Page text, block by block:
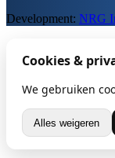
Development: NRG
Cookies &
We gebruiken
Alles weigeren